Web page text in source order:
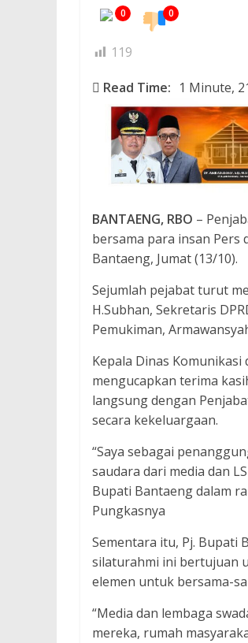
0 0
119
Read Time: 1 Minute,
BANTAENG, RBO –
bersama para insan Pers
Bantaeng, Jumat (13/10).
Sejumlah pejabat turut
H.Subhan, Sekretaris
Pemukiman,
Kepala Dinas
mengucapkan terima
langsung dengan
secara kekeluargaan.
“Saya sebagai
saudara dari media dan
Bupati Bantaeng dalam
Pungkasnya
Sementara itu, Pj. Bupati
silaturahmi ini bertujuan
elemen untuk bersama-
“Media dan lembaga
mereka, rumah